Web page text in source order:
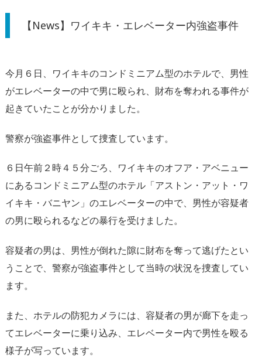
【News】ワイキキ・エレベーター内強盗事件
今月６日、ワイキキのコンドミニアム型のホテルで、男性
がエレベーターの中で男に殴られ、財布を奪われる事件が
起きていたことが分かりました。
警察が強盗事件として捜査しています。
６日午前２時４５分ごろ、ワイキキのオフア・アベニュー
にあるコンドミニアム型のホテル「アストン・アット・ワ
イキキ・バニヤン」のエレベーターの中で、男性が容疑者
の男に殴られるなどの暴行を受けました。
容疑者の男は、男性が倒れた隙に財布を奪って逃げたとい
うことで、警察が強盗事件として当時の状況を捜査してい
ます。
また、ホテルの防犯カメラには、容疑者の男が廊下を走っ
てエレベーターに乗り込み、エレベーター内で男性を殴る
様子が写っています。